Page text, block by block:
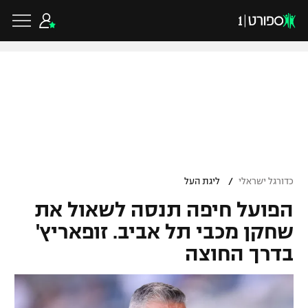
גביע הטוטו
ליגיונרים
גביע המדינה
ליגת האלופות
ליגה אירופית
ליגה אנגלית
כדורסל ישראלי
ליגת ווינר סל
ליגה לאומית
כדורסל עולמי
כדורגל ישראלי / ליגת העל
הפועל חיפה תנסה לשאול את
שחקן מכבי תל אביב. זופאריץ'
בדרך החוצה